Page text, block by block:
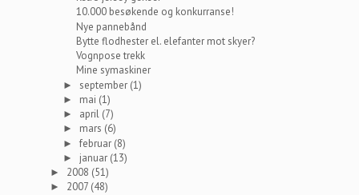
10.000 besøkende og konkurranse!
Nye pannebånd
Bytte flodhester el. elefanter mot skyer?
Vognpose trekk
Mine symaskiner
► september (1)
► mai (1)
► april (7)
► mars (6)
►februar (8)
► januar (13)
► 2008 (51)
► 2007 (48)